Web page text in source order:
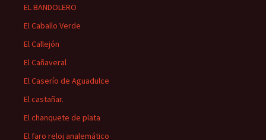
EL BANDOLERO
El Caballo Verde
El Callejón
El Cañaveral
El Caserío de Aguadulce
El castañar.
El chanquete de plata
El faro reloj analemático